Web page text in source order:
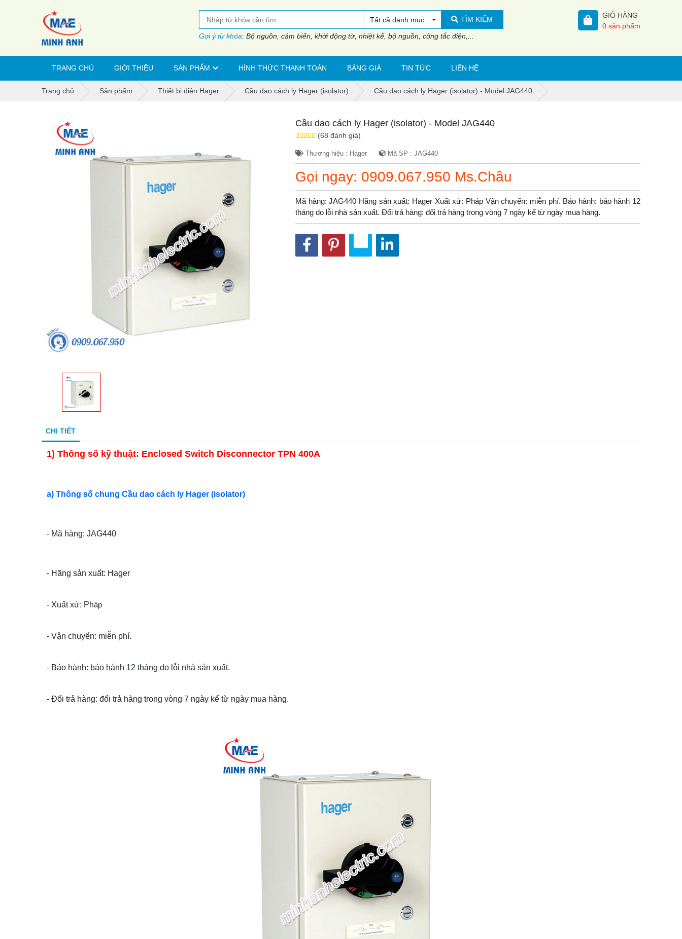
Tất cả danh mục TÌM KIẾM
Gợi ý từ khóa: Bộ nguồn, cảm biến, khởi động từ, nhiệt kế, bộ nguồn, công tắc điện,...
GIỎ HÀNG
0 sản phẩm
TRANG CHỦ GIỚI THIỆU SẢN PHẨM HÌNH THỨC THANH TOÁN BẢNG GIÁ TIN TỨC LIÊN HỆ
Trang chủ Sản phẩm Thiết bị điện Hager Cầu dao cách ly Hager (isolator) Cầu dao cách ly Hager (isolator) - Model JAG440
Cầu dao cách ly Hager (isolator) - Model JAG440
(68 đánh giá)
Thương hiệu : Hager Mã SP : JAG440
Gọi ngay: 0909.067.950 Ms.Châu
Mã hàng: JAG440 Hãng sản xuất: Hager Xuất xứ: Pháp Vận chuyển: miễn phí. Bảo hành: bảo hành 12
tháng do lỗi nhà sản xuất. Đổi trả hàng: đổi trả hàng trong vòng 7 ngày kể từ ngày mua hàng.
CHI TIẾT
1) Thông số kỹ thuật: Enclosed Switch Disconnector TPN 400A
a) Thông số chung Cầu dao cách ly Hager (isolator)
- Mã hàng: JAG440
- Hãng sản xuất: Hager
- Xuất xứ: Pháp
- Vận chuyển: miễn phí.
- Bảo hành: bảo hành 12 tháng do lỗi nhà sản xuất.
- Đổi trả hàng: đổi trả hàng trong vòng 7 ngày kể từ ngày mua hàng.